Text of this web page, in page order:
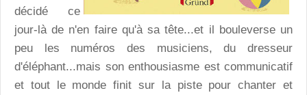
décidé ce
jour-là de n'en faire qu'à sa tête...et il bouleverse un
peu les numéros des musiciens, du dresseur
d'éléphant...mais son enthousiasme est communicatif
et tout le monde finit sur la piste pour chanter et